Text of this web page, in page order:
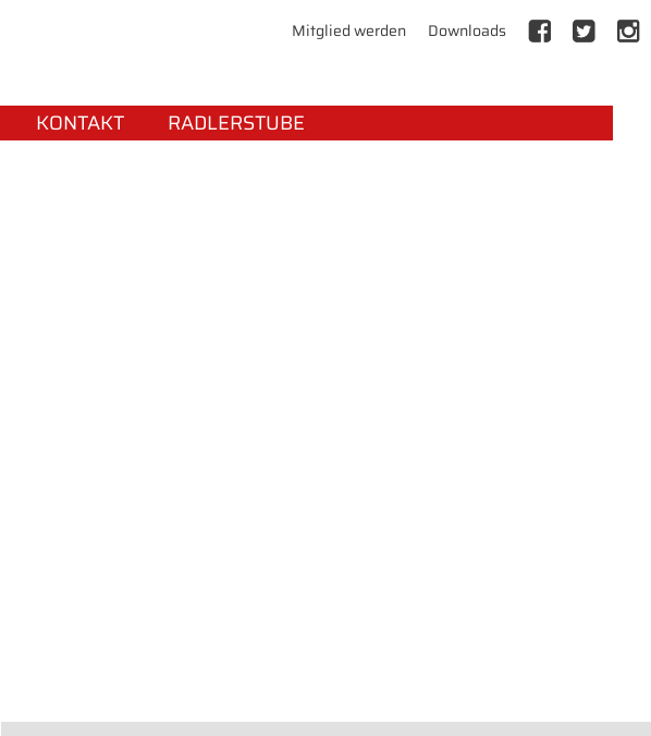
Mitglied werden Downloads
KONTAKT RADLERSTUBE